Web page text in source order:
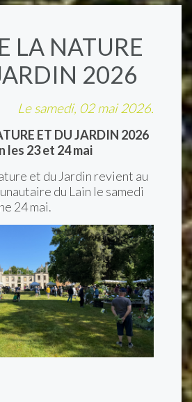
LA NATURE
2026
Le samedi, 02 mai 2026.
ET DU JARDIN 2026
les 23 et 24 mai
et du Jardin revient au
du Lain le samedi
24 mai.